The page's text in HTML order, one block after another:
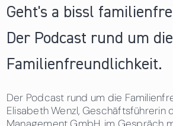
Geht's a bissl
Der Podcast rund um die
Familienfreundlichkeit.
Der Podcast rund um die
Elisabeth Wenzl, Geschäftsführerin